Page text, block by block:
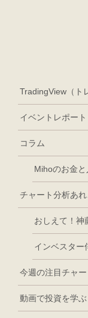
TradingView（ト
イベントレポート
コラム
Mihoのお金と
チャート分析あ
おしえて！神
インベスター
今週の注目チャー
動画で投資を学ぶ